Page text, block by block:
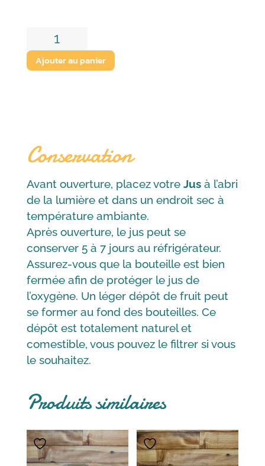
quantité
de
Jus
Anjou
Frais
-
1L
Ajouter au panier
Conservation
Avant ouverture, placez votre Jusà l’abri
de la lumière et dans un endroit sec à
température ambiante.
Après ouverture, le jus peut se
conserver 5 à 7 jours au réfrigérateur.
Assurez-vous que la bouteille est bien
fermée afin de protéger le jus de
l’oxygène. Un léger dépôt de fruit peut
se former au fond des bouteilles. Ce
dépôt est totalement naturel et
comestible, vous pouvez le filtrer si vous
le souhaitez.
Produits similaires